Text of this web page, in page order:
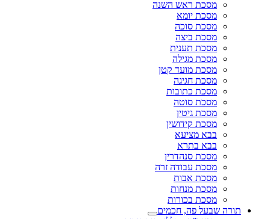
מסכת ראש השנה
מסכת יומא
מסכת סוכה
מסכת ביצה
מסכת תענית
מסכת מגילה
מסכת מועד קטן
מסכת חגיגה
מסכת כתובות
מסכת סוטה
מסכת גיטין
מסכת קידושין
בבא מציעא
בבא בתרא
מסכת סנהדרין
מסכת עבודה זרה
מסכת אבות
מסכת מנחות
מסכת בכורות
תורה שבעל פה, חכמים